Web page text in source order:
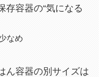
容器の“気になる
なめ
容器の別サイズは